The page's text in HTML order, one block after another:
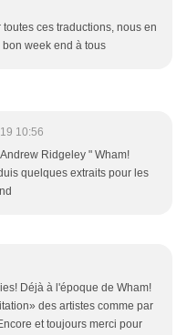
ces traductions, nous en
week end à tous
10:56
Ridgeley " Wham!
quelques extraits pour les
Déjà à l'époque de Wham!
des artistes comme par
et toujours merci pour